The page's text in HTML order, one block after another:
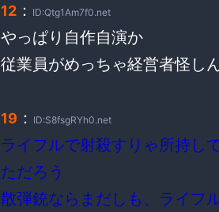
12 ： ID:Qtg1Am7f0.net
やっぱり自作自演か
従業員がめっちゃ経営者怪し
19 ： ID:S8fsgRYh0.net
ライフルで射殺すりゃ所持し
ただろう
散弾銃ならまだしも、ライフ